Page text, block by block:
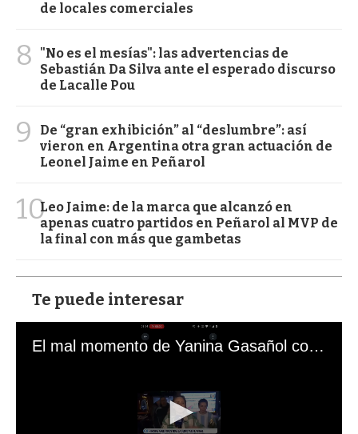
de locales comerciales
8
"No es el mesías": las advertencias de
Sebastián Da Silva ante el esperado discurso
de Lacalle Pou
9
De “gran exhibición” al “deslumbre”: así
vieron en Argentina otra gran actuación de
Leonel Jaime en Peñarol
10Leo Jaime: de la marca que alcanzó en
apenas cuatro partidos en Peñarol al MVP de
la final con más que gambetas
Te puede interesar
El mal momento de Yanina Gasañol con un hincha argentino en "Subrayado"